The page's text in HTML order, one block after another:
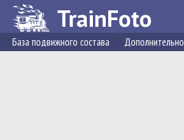
TrainFoto
База подвижного состава Дополнительно